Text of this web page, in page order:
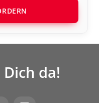
da!